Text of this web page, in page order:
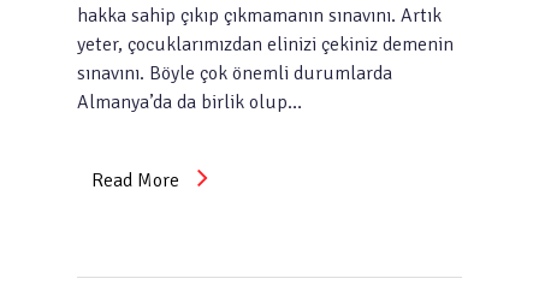
hakka sahip çıkıp çıkmamanın sınavını. Artık
yeter, çocuklarımızdan elinizi çekiniz demenin
sınavını. Böyle çok önemli durumlarda
Almanya’da da birlik olup…
Read More